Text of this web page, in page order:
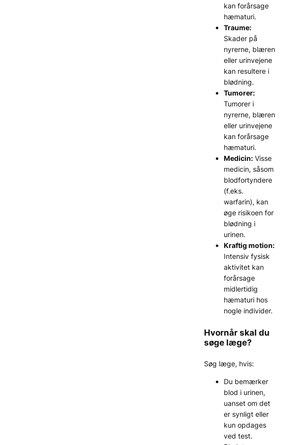
kan forårsage
hæmaturi.
Traume:
Skader på
nyrerne, blæren
eller urinvejene
kan resultere i
blødning.
Tumorer:
Tumorer i
nyrerne, blæren
eller urinvejene
kan forårsage
hæmaturi.
Medicin: Visse
medicin, såsom
blodfortyndere
(f.eks.
warfarin), kan
øge risikoen for
blødning i
urinen.
Kraftig motion:
Intensiv fysisk
aktivitet kan
forårsage
midlertidig
hæmaturi hos
nogle individer.
Hvornår skal du
søge læge?
Søg læge, hvis:
Du bemærker
blod i urinen,
uanset om det
er synligt eller
kun opdages
ved test.